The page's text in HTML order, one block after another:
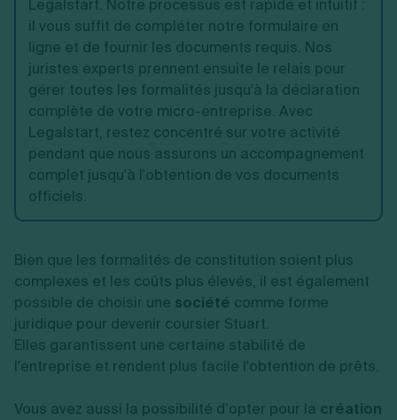
Legalstart. Notre processus est rapide et intuitif :
il vous suffit de compléter notre formulaire en
ligne et de fournir les documents requis. Nos
juristes experts prennent ensuite le relais pour
gérer toutes les formalités jusqu'à la déclaration
complète de votre micro-entreprise. Avec
Legalstart, restez concentré sur votre activité
pendant que nous assurons un accompagnement
complet jusqu'à l'obtention de vos documents
officiels.
Bien que les formalités de constitution soient plus
complexes et les coûts plus élevés, il est également
possible de choisir une société comme forme
juridique pour devenir coursier Stuart.
Elles garantissent une certaine stabilité de
l'entreprise et rendent plus facile l'obtention de prêts.
Vous avez aussi la possibilité d’opter pour la création